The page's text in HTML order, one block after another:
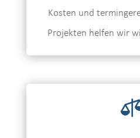
Kosten und
Projekten helfen wir